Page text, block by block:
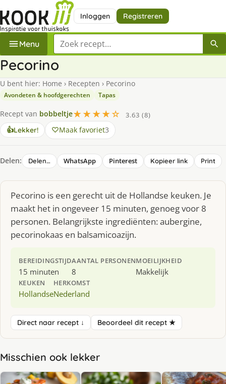
Inloggen Registreren
Menu Zoek een recept
Pecorino
U bent hier: Home › Recepten › Pecorino
Avondeten & hoofdgerechten Tapas
Recept van bobbeltje★★★★☆
3.63 (8)
👍Lekker! Maak favoriet3
Delen: Delen… WhatsApp Pinterest Kopieer link Print
Pecorino is een gerecht uit de Hollandse keuken. Je
maakt het in ongeveer 15 minuten, genoeg voor 8
personen. Belangrijkste ingrediënten: aubergine,
pecorinokaas en balsamicoazijn.
BEREIDINGSTIJD
15 minuten
AANTAL PERSONEN
8
MOEILIJKHEID
Makkelijk
KEUKEN
Hollandse
HERKOMST
Nederland
Direct naar recept ↓ Beoordeel dit recept ★
Misschien ook lekker